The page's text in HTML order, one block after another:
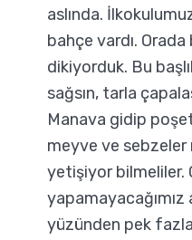
aslında.
bahçe vardı.
dikiyorduk. Bu
sağsın, tarla
Manava gidip
meyve ve sebzeler
yetişiyor bilmeliler.
yüzünden pek